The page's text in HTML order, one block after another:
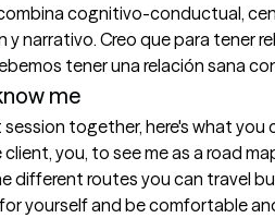
cognitivo-conductual,
y narrativo. Creo que para tener
tener una relación sana
me
session together, here's what you
you, to see me as a road
different routes you can travel
yourself and be comfortable